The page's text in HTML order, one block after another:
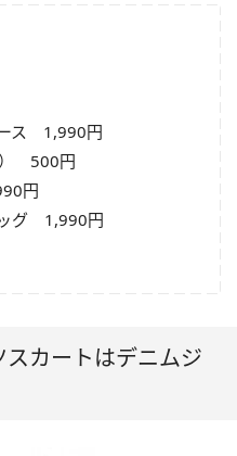
ス 1,990円
） 500円
円
グ 1,990円
カートはデニムジ